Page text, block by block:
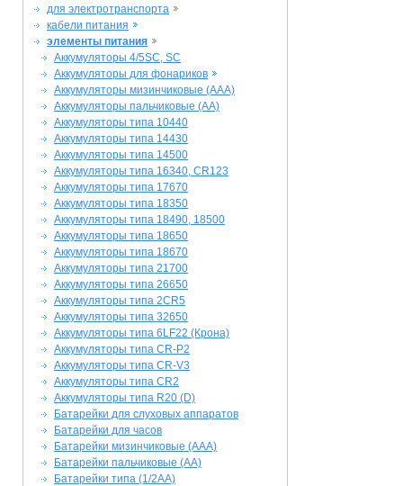
для электротранспорта
кабели питания
элементы питания
Аккумуляторы 4/5SC, SC
Аккумуляторы для фонариков
Аккумуляторы мизинчиковые (AAA)
Аккумуляторы пальчиковые (AA)
Аккумуляторы типа 10440
Аккумуляторы типа 14430
Аккумуляторы типа 14500
Аккумуляторы типа 16340, CR123
Аккумуляторы типа 17670
Аккумуляторы типа 18350
Аккумуляторы типа 18490, 18500
Аккумуляторы типа 18650
Аккумуляторы типа 18670
Аккумуляторы типа 21700
Аккумуляторы типа 26650
Аккумуляторы типа 2CR5
Аккумуляторы типа 32650
Аккумуляторы типа 6LF22 (Крона)
Аккумуляторы типа CR-P2
Аккумуляторы типа CR-V3
Аккумуляторы типа CR2
Аккумуляторы типа R20 (D)
Батарейки для слуховых аппаратов
Батарейки для часов
Батарейки мизинчиковые (AAA)
Батарейки пальчиковые (AA)
Батарейки типа (1/2AA)